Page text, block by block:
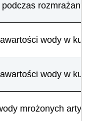
wody w
wody w
mrożonych